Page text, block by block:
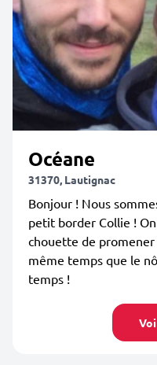
Océane
31370, Lautignac
Bonjour ! Nous
petit border Collie !
chouette de
même temps que le
temps !